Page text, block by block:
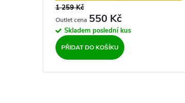
1 259 Kč
550 Kč
Skladem poslední kus
PŘIDAT DO KOŠÍKU